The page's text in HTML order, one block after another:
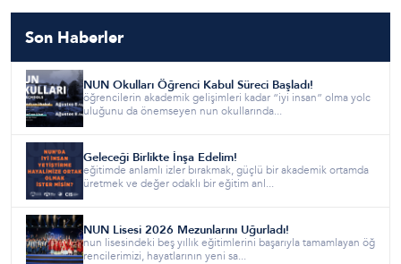
Son Haberler
NUN Okulları Öğrenci Kabul Süreci Başladı!
öğrencilerin akademik gelişimleri kadar “iyi insan” olma yolc
uluğunu da önemseyen nun okullarında...
Geleceği Birlikte İnşa Edelim!
eğitimde anlamlı izler bırakmak, güçlü bir akademik ortamda
üretmek ve değer odaklı bir eğitim anl...
NUN Lisesi 2026 Mezunlarını Uğurladı!
nun lisesindeki beş yıllık eğitimlerini başarıyla tamamlayan öğ
rencilerimizi, hayatlarının yeni sa...